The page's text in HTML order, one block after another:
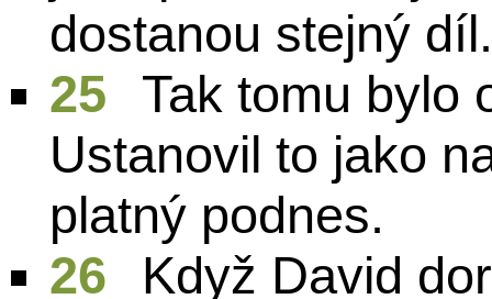
dostanou stejný
25
Tak tomu bylo
Ustanovil to jako
platný podnes.
26
Když David